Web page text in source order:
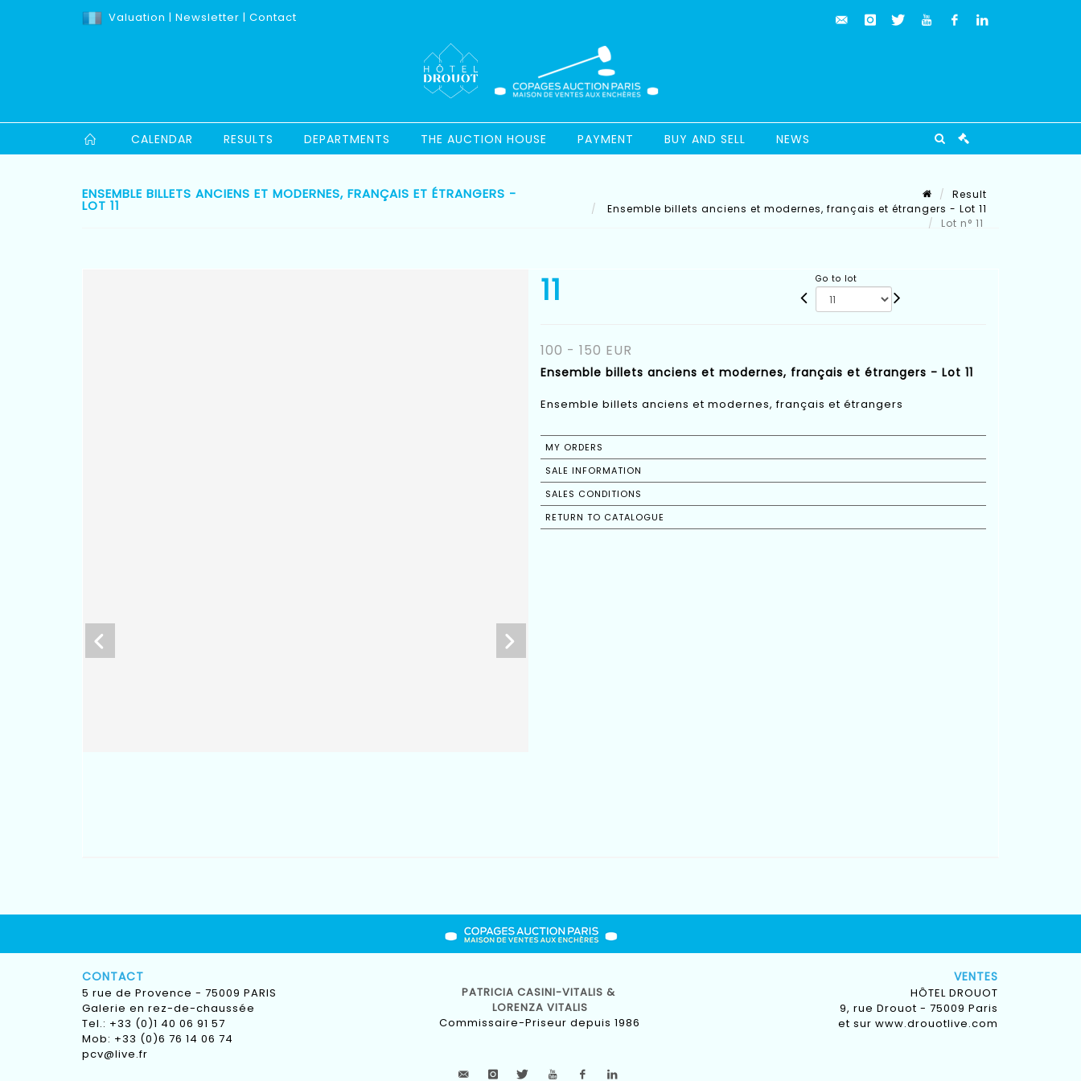
Valuation | Newsletter | Contact
CALENDAR RESULTS DEPARTMENTS THE AUCTION HOUSE PAYMENT BUY AND SELL NEWS
ENSEMBLE BILLETS ANCIENS ET MODERNES, FRANÇAIS ET ÉTRANGERS -
LOT 11
Result
Ensemble billets anciens et modernes, français et étrangers - Lot 11
Lot n° 11
11 Go to lot
100 - 150 EUR
Ensemble billets anciens et modernes, français et étrangers - Lot 11
Ensemble billets anciens et modernes, français et étrangers
MY ORDERS
SALE INFORMATION
SALES CONDITIONS
RETURN TO CATALOGUE
CONTACT
5 rue de Provence - 75009 PARIS
Galerie en rez-de-chaussée
Tel.: +33 (0)1 40 06 91 57
Mob: +33 (0)6 76 14 06 74
pcv@live.fr
PATRICIA CASINI-VITALIS &
LORENZA VITALIS
Commissaire-Priseur depuis 1986
VENTES
HÔTEL DROUOT
9, rue Drouot - 75009 Paris
et sur www.drouotlive.com